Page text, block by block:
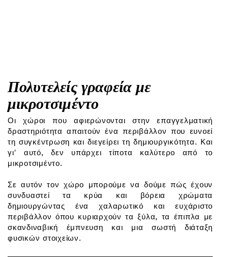
Πολυτελείς γραφεία με
μικροτσιμέντο
Οι χώροι που αφιερώνονται στην επαγγελματική
δραστηριότητα απαιτούν ένα περιβάλλον που ευνοεί
τη συγκέντρωση και διεγείρει τη δημιουργικότητα. Και
γι' αυτό, δεν υπάρχει τίποτα καλύτερο από το
μικροτσιμέντο.
Σε αυτόν τον χώρο μπορούμε να δούμε πώς έχουν
συνδυαστεί τα κρύα και βόρεια χρώματα
δημιουργώντας ένα χαλαρωτικό και ευχάριστο
περιβάλλον όπου κυριαρχούν τα ξύλα, τα έπιπλα με
σκανδιναβική έμπνευση και μια σωστή διάταξη
φυσικών στοιχείων.